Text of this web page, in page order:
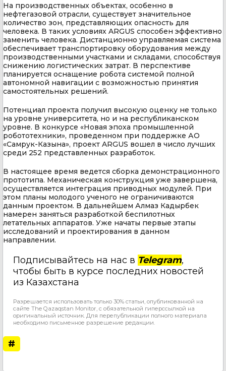
На производственных объектах, особенно в
нефтегазовой отрасли, существует значительное
количество зон, представляющих опасность для
человека. В таких условиях ARGUS способен эффективно
заменить человека. Дистанционно управляемая система
обеспечивает транспортировку оборудования между
производственными участками и складами, способствуя
снижению логистических затрат. В перспективе
планируется оснащение робота системой полной
автономной навигации с возможностью принятия
самостоятельных решений.
Потенциал проекта получил высокую оценку не только
на уровне университета, но и на республиканском
уровне. В конкурсе «Новая эпоха промышленной
робототехники», проведенном при поддержке АО
«Самрук-Казына», проект ARGUS вошел в число лучших
среди 252 представленных разработок.
В настоящее время ведется сборка демонстрационного
прототипа. Механическая конструкция уже завершена,
осуществляется интеграция приводных модулей. При
этом планы молодого ученого не ограничиваются
данным проектом. В дальнейшем Алмаз Кадырбек
намерен заняться разработкой беспилотных
летательных аппаратов. Уже начаты первые этапы
исследований и проектирования в данном
направлении.
Подписывайтесь на нас в Telegram,
чтобы быть в курсе последних новостей
из Казахстана
Разрешается использовать только 30% статьи, опубликованной на
сайте The Qazaqstan Monitor, с обязательной гиперссылкой на
оригинальный источник. Для перепубликации полного материала
необходимо письменное разрешение редакции.
#